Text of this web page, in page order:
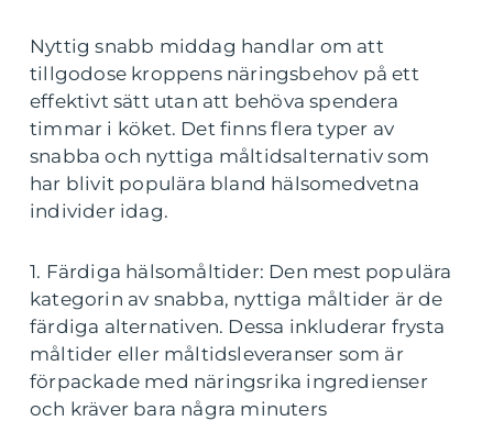
Nyttig snabb middag handlar om att
tillgodose kroppens näringsbehov på ett
effektivt sätt utan att behöva spendera
timmar i köket. Det finns flera typer av
snabba och nyttiga måltidsalternativ som
har blivit populära bland hälsomedvetna
individer idag.
1. Färdiga hälsomåltider: Den mest populära
kategorin av snabba, nyttiga måltider är de
färdiga alternativen. Dessa inkluderar frysta
måltider eller måltidsleveranser som är
förpackade med näringsrika ingredienser
och kräver bara några minuters